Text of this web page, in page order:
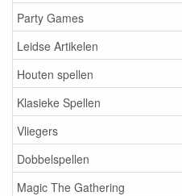
Party Games
Leidse Artikelen
Houten spellen
Klasieke Spellen
Vliegers
Dobbelspellen
Magic The Gathering